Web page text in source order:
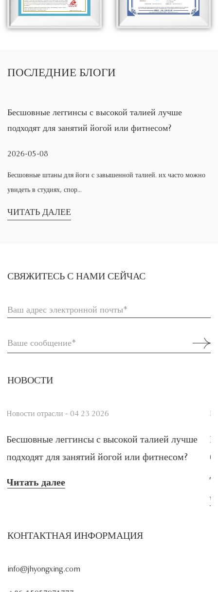
ПОСЛЕДНИЕ БЛОГИ
талией лучше
или фитнесом?
талией. их часто можно
На что следует
бесшовных штанов для
СВЯЖИТЕСЬ С НАМИ СЕЙЧАС
НОВОСТИ
талией лучше
или фитнесом?
Новости отрасли - 04 23 2026
На что следует обращать
бесшовных штанов для йоги
КОНТАКТНАЯ ИНФОРМАЦИЯ
info@jhyongxing.com